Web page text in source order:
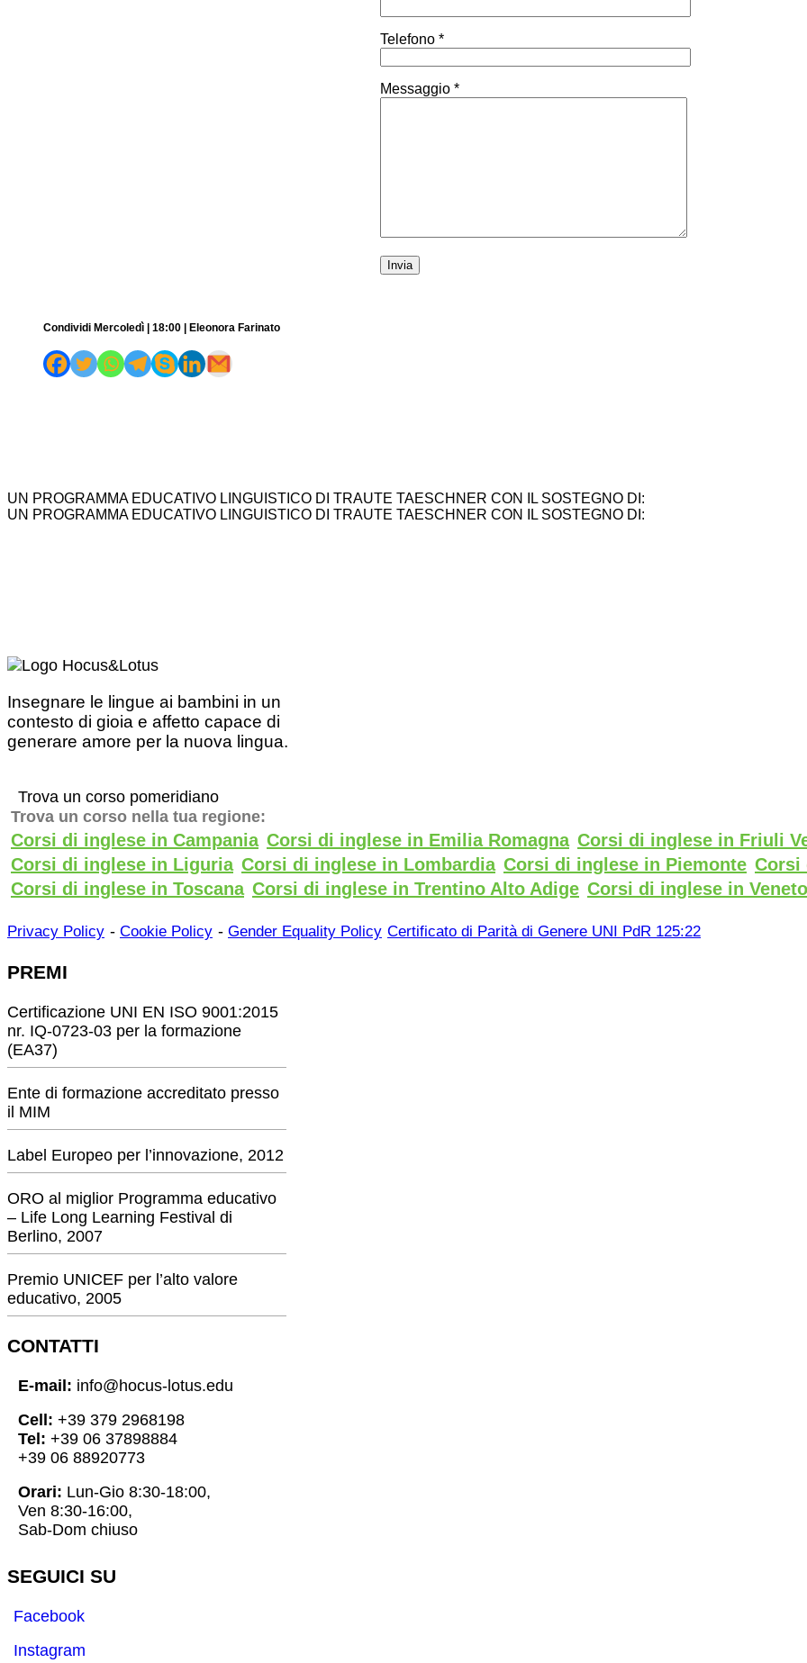
Telefono *
Messaggio *
Condividi Mercoledì | 18:00 | Eleonora Farinato
UN PROGRAMMA EDUCATIVO LINGUISTICO DI TRAUTE TAESCHNER CON IL SOSTEGNO DI:
UN PROGRAMMA EDUCATIVO LINGUISTICO DI TRAUTE TAESCHNER CON IL SOSTEGNO DI:
Insegnare le lingue ai bambini in un
contesto di gioia e affetto capace di
generare amore per la nuova lingua.
Trova un corso pomeridiano
Trova un corso nella tua regione:
Corsi di inglese in Campania Corsi di inglese in Emilia Romagna Corsi di inglese in Friuli
Corsi di inglese in Liguria Corsi di inglese in Lombardia Corsi di inglese in Piemonte Corsi
Corsi di inglese in Toscana Corsi di inglese in Trentino Alto Adige Corsi di inglese in Veneto
Privacy Policy - Cookie Policy - Gender Equality Policy Certificato di Parità di Genere UNI PdR 125:22
PREMI
Certificazione UNI EN ISO 9001:2015
nr. IQ-0723-03 per la formazione
(EA37)
Ente di formazione accreditato presso
il MIM
Label Europeo per l’innovazione, 2012
ORO al miglior Programma educativo
– Life Long Learning Festival di
Berlino, 2007
Premio UNICEF per l’alto valore
educativo, 2005
CONTATTI
E-mail: info@hocus-lotus.edu
Cell: +39 379 2968198
Tel: +39 06 37898884
+39 06 88920773
Orari: Lun-Gio 8:30-18:00,
Ven 8:30-16:00,
Sab-Dom chiuso
SEGUICI SU
Facebook
Instagram